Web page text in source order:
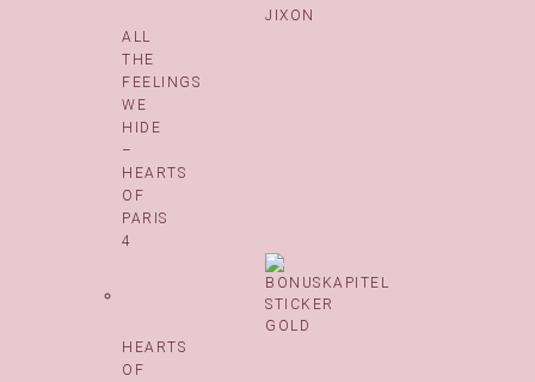
ALL
THE
FEELINGS
WE
HIDE
–
HEARTS
OF
PARIS
4
HEARTS
OF